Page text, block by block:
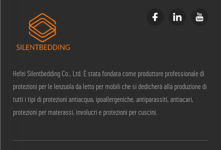
Hefei Silentbedding Co., Ltd. È stata fondata come produttore professionale di
protezioni per le lenzuola da letto per mobili che si dedicherà alla produzione di
tutti i tipi di protezioni antiacqua, ipoallergeniche, antiparassiti, antiacari,
protezioni per materassi, involucri e protezioni per cuscini.